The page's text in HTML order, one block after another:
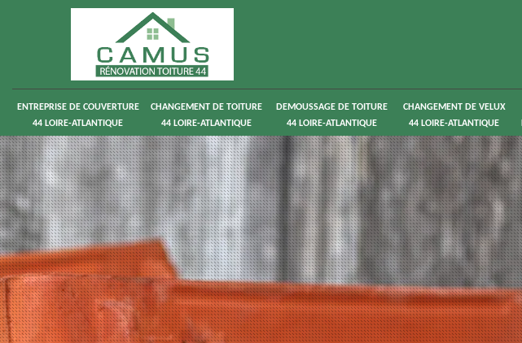
ENTREPRISE DE COUVERTURE
44 LOIRE-ATLANTIQUE
CHANGEMENT DE TOITURE
44 LOIRE-ATLANTIQUE
DEMOUSSAGE DE TOITURE
44 LOIRE-ATLANTIQUE
CHANGEMENT DE VELUX
44 LOIRE-ATLANTIQUE